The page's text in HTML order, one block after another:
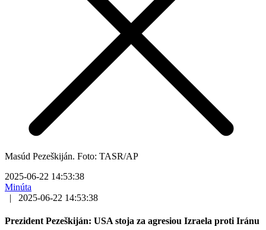
Masúd Pezeškiján. Foto: TASR/AP
2025-06-22 14:53:38
Minúta
|
2025-06-22 14:53:38
Prezident Pezeškiján: USA stoja za agresiou Izraela proti Iránu